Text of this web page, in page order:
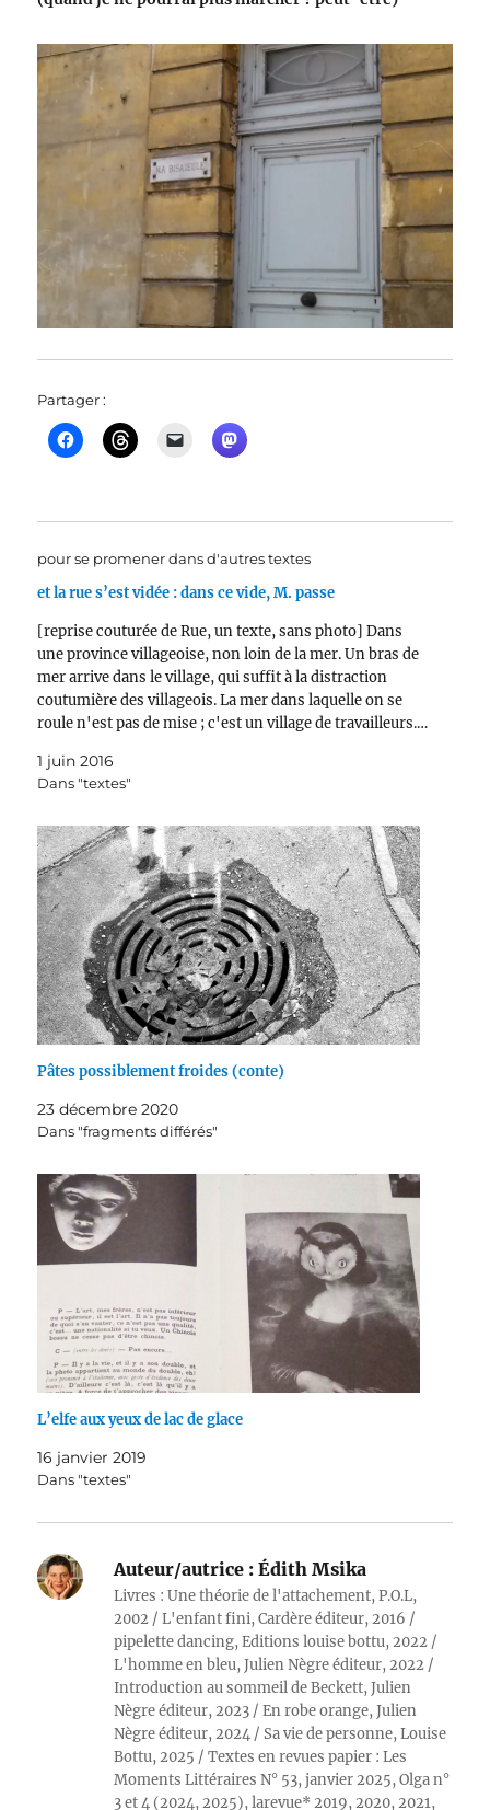
Partager :
pour se promener dans d'autres textes
et la rue s’est vidée : dans ce vide, M. passe
[reprise couturée de Rue, un texte, sans photo] Dans
une province villageoise, non loin de la mer. Un bras de
mer arrive dans le village, qui suffit à la distraction
coutumière des villageois. La mer dans laquelle on se
roule n'est pas de mise ; c'est un village de travailleurs.…
1 juin 2016
Dans "textes"
Pâtes possiblement froides (conte)
23 décembre 2020
Dans "fragments différés"
L’elfe aux yeux de lac de glace
16 janvier 2019
Dans "textes"
Auteur/autrice : Édith Msika
Livres : Une théorie de l'attachement, P.O.L,
2002 / L'enfant fini, Cardère éditeur, 2016 /
pipelette dancing, Editions louise bottu, 2022 /
L'homme en bleu, Julien Nègre éditeur, 2022 /
Introduction au sommeil de Beckett, Julien
Nègre éditeur, 2023 / En robe orange, Julien
Nègre éditeur, 2024 / Sa vie de personne, Louise
Bottu, 2025 / Textes en revues papier : Les
Moments Littéraires N° 53, janvier 2025, Olga n°
3 et 4 (2024, 2025), larevue* 2019, 2020, 2021,